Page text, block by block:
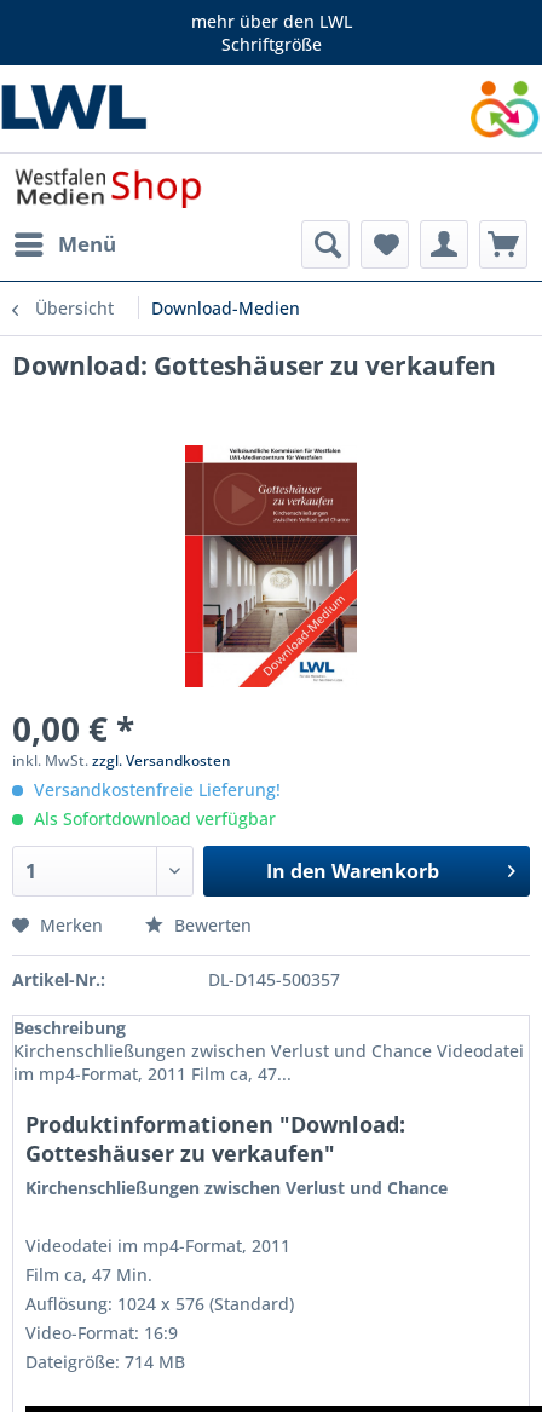
mehr über den LWL
Schriftgröße
Menü
Übersicht Download-Medien
Download: Gotteshäuser zu verkaufen
0,00 € *
inkl. MwSt.zzgl. Versandkosten
Versandkostenfreie Lieferung!
Als Sofortdownload verfügbar
In den Warenkorb
Merken Bewerten
Artikel-Nr.: DL-D145-500357
Beschreibung
Kirchenschließungen zwischen Verlust und Chance Videodatei
im mp4-Format, 2011 Film ca, 47...
Produktinformationen "Download:
Gotteshäuser zu verkaufen"
Kirchenschließungen zwischen Verlust und Chance
Videodatei im mp4-Format, 2011
Film ca, 47 Min.
Auflösung: 1024 x 576 (Standard)
Video-Format: 16:9
Dateigröße: 714 MB